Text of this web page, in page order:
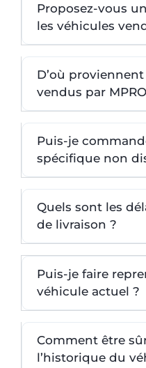
Proposez-vous
les véhicules
D’où
vendus par MPRO
Puis-je
spécifique non
Quels sont les
de livraison ?
Puis-je faire
véhicule actuel ?
Comment être
l’historique du